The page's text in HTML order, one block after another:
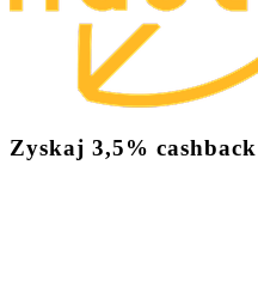
Zyskaj 3,5% cashback